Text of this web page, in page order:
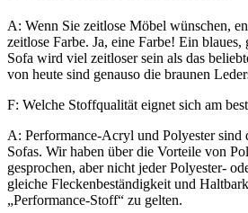
A: Wenn Sie zeitlose Möbel wünschen,
zeitlose Farbe. Ja, eine Farbe! Ein blaues,
Sofa wird viel zeitloser sein als das
von heute sind genauso die braunen
F: Welche Stoffqualität eignet sich am
A: Performance-Acryl und Polyester sind
Sofas. Wir haben über die Vorteile von
gesprochen, aber nicht jeder Polyester-
gleiche Fleckenbeständigkeit und
„Performance-Stoff“ zu gelten.